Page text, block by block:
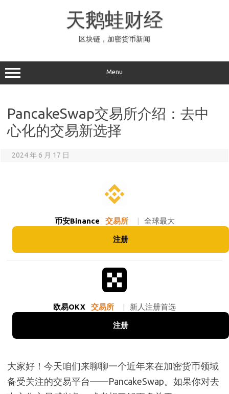
天鹅蛙财经
区块链，加密货币新闻
Menu
PancakeSwap交易所介绍：去中
心化的交易新选择
2024 年 6 月 17 日
币安Binance 交易所 | 全球最大
注册
欧易OKX 交易所 | 新人注册首选
注册
大家好！今天咱们来聊聊一个近年来在加密货币领域
备受关注的交易平台——PancakeSwap。如果你对去